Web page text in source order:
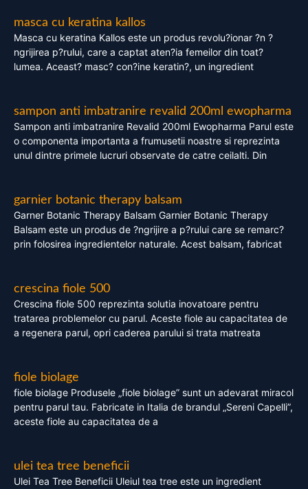
masca cu keratina kallos
Masca cu keratina Kallos este un produs revolu?ionar ?n ?
ngrijirea p?rului, care a captat aten?ia femeilor din toat?
lumea. Aceast? masc? con?ine keratin?, un ingredient
sampon anti imbatranire revalid 200ml ewopharma
Sampon anti imbatranire Revalid 200ml Ewopharma Parul este
o componenta importanta a frumusetii noastre si reprezinta
unul dintre primele lucruri observate de catre ceilalti. Din
garnier botanic therapy balsam
Garner Botanic Therapy Balsam Garnier Botanic Therapy
Balsam este un produs de ?ngrijire a p?rului care se remarc?
prin folosirea ingredientelor naturale. Acest balsam, fabricat
crescina fiole 500
Crescina fiole 500 reprezinta solutia inovatoare pentru
tratarea problemelor cu parul. Aceste fiole au capacitatea de
a regenera parul, opri caderea parului si trata matreata
fiole biolage
fiole biolage Produsele „fiole biolage” sunt un adevarat miracol
pentru parul tau. Fabricate in Italia de brandul „Sereni Capelli”,
aceste fiole au capacitatea de a
ulei tea tree beneficii
Ulei Tea Tree Beneficii Uleiul tea tree este un ingredient